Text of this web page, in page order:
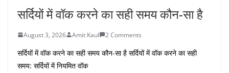
सर्दियों में वॉक करने का सही समय कौन-सा है
August 3, 2026 Amit Kaul 2 Comments
सर्दियों में वॉक करने का सही समय कौन-सा है सर्दियों में वॉक करने का सही
समय: सर्दियों में नियमित वॉक